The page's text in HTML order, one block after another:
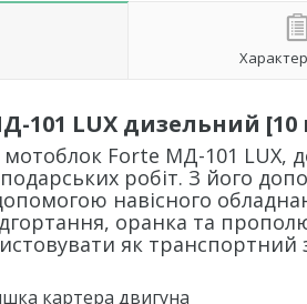
101 LUX дизельний [10
Forte МД-101 LUX,
робіт. З його
навісного
оранка та
як
картера двигуна